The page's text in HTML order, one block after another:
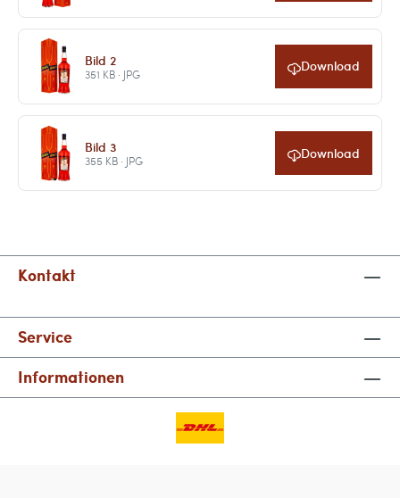
Bild 2
351 KB · JPG Download
Bild 3
355 KB · JPG Download
Kontakt
Service
Informationen